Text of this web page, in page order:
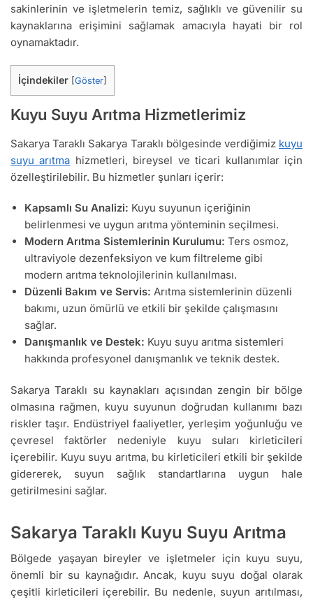
sakinlerinin ve işletmelerin temiz, sağlıklı ve güvenilir su
kaynaklarına erişimini sağlamak amacıyla hayati bir rol
oynamaktadır.
İçindekiler Göster
Kuyu Suyu Arıtma Hizmetlerimiz
Sakarya Taraklı Sakarya Taraklı bölgesinde verdiğimiz kuyu
suyu arıtma hizmetleri, bireysel ve ticari kullanımlar için
özelleştirilebilir. Bu hizmetler şunları içerir:
Kapsamlı Su Analizi: Kuyu suyunun içeriğinin
belirlenmesi ve uygun arıtma yönteminin seçilmesi.
Modern Arıtma Sistemlerinin Kurulumu: Ters osmoz,
ultraviyole dezenfeksiyon ve kum filtreleme gibi
modern arıtma teknolojilerinin kullanılması.
Düzenli Bakım ve Servis: Arıtma sistemlerinin düzenli
bakımı, uzun ömürlü ve etkili bir şekilde çalışmasını
sağlar.
Danışmanlık ve Destek: Kuyu suyu arıtma sistemleri
hakkında profesyonel danışmanlık ve teknik destek.
Sakarya Taraklı su kaynakları açısından zengin bir bölge
olmasına rağmen, kuyu suyunun doğrudan kullanımı bazı
riskler taşır. Endüstriyel faaliyetler, yerleşim yoğunluğu ve
çevresel faktörler nedeniyle kuyu suları kirleticileri
içerebilir. Kuyu suyu arıtma, bu kirleticileri etkili bir şekilde
gidererek, suyun sağlık standartlarına uygun hale
getirilmesini sağlar.
Sakarya Taraklı Kuyu Suyu Arıtma
Bölgede yaşayan bireyler ve işletmeler için kuyu suyu,
önemli bir su kaynağıdır. Ancak, kuyu suyu doğal olarak
çeşitli kirleticileri içerebilir. Bu nedenle, suyun arıtılması,